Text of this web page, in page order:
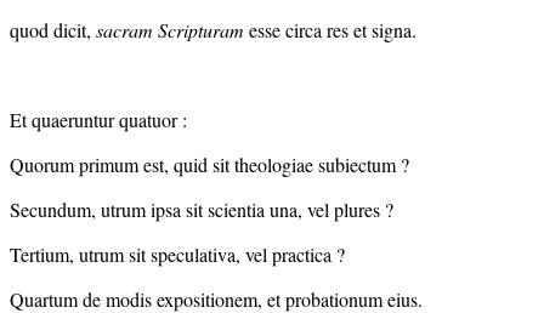
quod dicit, sacram Scripturam esse circa res et signa.
Et quaeruntur quatuor :
Quorum primum est, quid sit theologiae subiectum ?
Secundum, utrum ipsa sit scientia una, vel plures ?
Tertium, utrum sit speculativa, vel practica ?
Quartum de modis expositionem, et probationum eius.